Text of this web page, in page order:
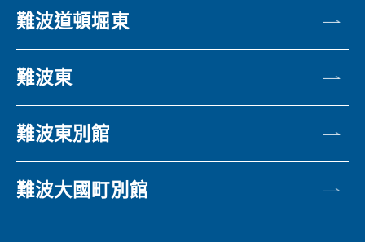
難波道頓堀東
難波東
難波東別館
難波大國町別館